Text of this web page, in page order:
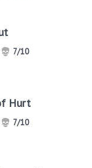
7/10
Hurt
7/10